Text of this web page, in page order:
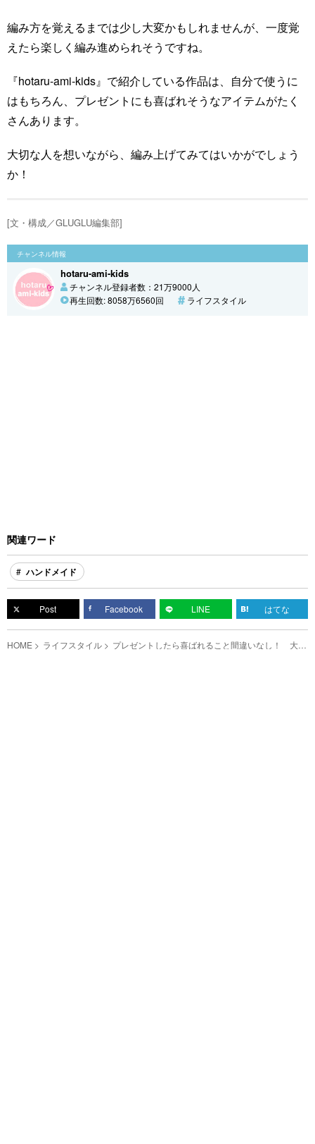
編み方を覚えるまでは少し大変かもしれませんが、一度覚
えたら楽しく編み進められそうですね。
『hotaru-ami-kids』で紹介している作品は、自分で使うに
はもちろん、プレゼントにも喜ばれそうなアイテムがたく
さんあります。
大切な人を想いながら、編み上げてみてはいかがでしょう
か！
[文・構成／GLUGLU編集部]
チャンネル情報
hotaru-ami-kids
チャンネル登録者数：21万9000人
再生回数: 8058万6560回
ライフスタイル
関連ワード
ハンドメイド
Post Facebook LINE はてな
HOME ライフスタイル プレゼントしたら喜ばれること間違いなし！ 大切
な人への贈り物に編み物はいかが？